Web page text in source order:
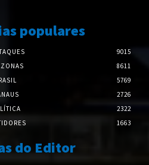
populares
9015
8611
5769
2726
2322
1663
do Editor